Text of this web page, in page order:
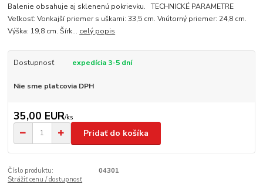
Balenie obsahuje aj sklenenú pokrievku. TECHNICKÉ PARAMETRE
Veľkosť: Vonkajší priemer s uškami: 33,5 cm. Vnútorný priemer: 24,8 cm.
Výška: 19,8 cm. Šírk... celý popis
Dostupnosť expedícia 3-5 dní
Nie sme platcovia DPH
35,00 EUR/ks
Pridať do košíka
Číslo produktu:
04301
Strážiť cenu / dostupnosť